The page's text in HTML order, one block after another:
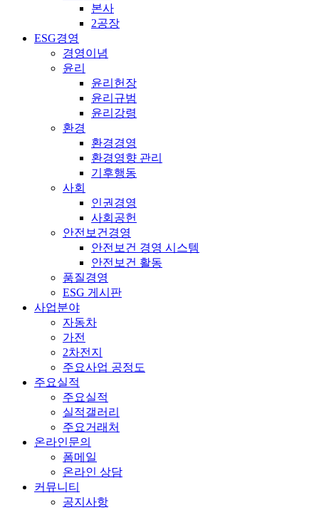
본사
2공장
ESG경영
경영이념
윤리
윤리헌장
윤리규범
윤리강령
환경
환경경영
환경영향 관리
기후행동
사회
인권경영
사회공헌
안전보건경영
안전보건 경영 시스템
안전보건 활동
품질경영
ESG 게시판
사업분야
자동차
가전
2차전지
주요사업 공정도
주요실적
주요실적
실적갤러리
주요거래처
온라인문의
폼메일
온라인 상담
커뮤니티
공지사항